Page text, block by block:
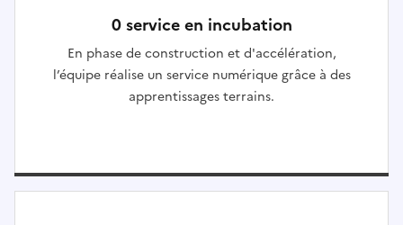
0 service en incubation
En phase de construction et d'accélération,
l’équipe réalise un service numérique grâce à des
apprentissages terrains.